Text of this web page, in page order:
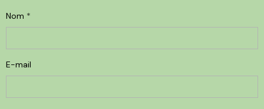
Nom
E-mail